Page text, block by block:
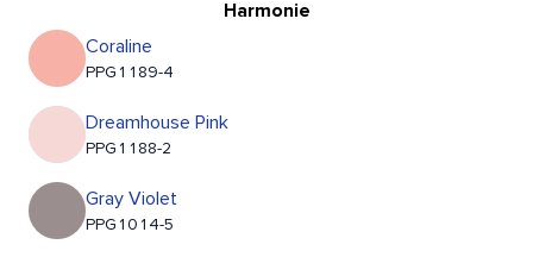
Harmonie
Coraline
PPG1189-4
Dreamhouse Pink
PPG1188-2
Gray Violet
PPG1014-5